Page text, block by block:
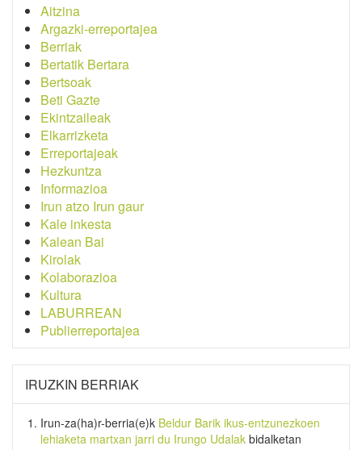
Aitzina
Argazki-erreportajea
Berriak
Bertatik Bertara
Bertsoak
Beti Gazte
Ekintzaileak
Elkarrizketa
Erreportajeak
Hezkuntza
Informazioa
Irun atzo Irun gaur
Kale inkesta
Kalean Bai
Kirolak
Kolaborazioa
Kultura
LABURREAN
Publierreportajea
IRUZKIN BERRIAK
Irun-za(ha)r-berria(e)k Beldur Barik ikus-entzunezkoen
lehiaketa martxan jarri du Irungo Udalak bidalketan